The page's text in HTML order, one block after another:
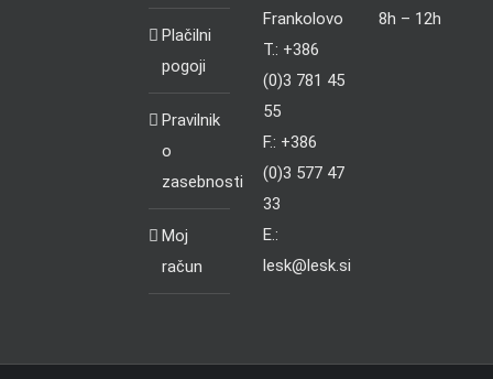
Plačilni
pogoji
Pravilnik
o
zasebnosti
Moj
račun
Frankolovo
T.: +386
(0)3 781 45
55
F.: +386
(0)3 577 47
33
E.:
lesk@lesk.si
8h – 12h